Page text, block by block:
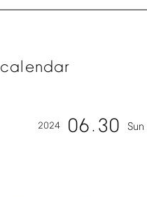
calendar
2024 06 30 Sun